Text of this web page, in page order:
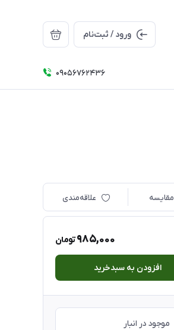
ورود / ثبت‌نام
09056762436
مقایسه علاقه‌مندی
985,000تومان
افزودن به سبدخرید
موجود در انبار